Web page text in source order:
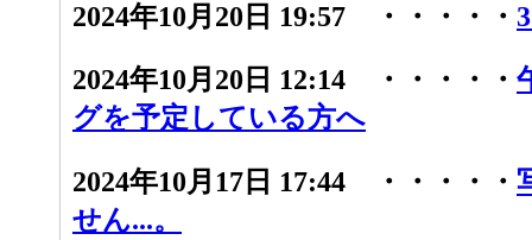
2024年10月20日 19:57 ・・・・・
2024年10月20日 12:14 ・・・・・
グを予定している方へ
2024年10月17日 17:44 ・・・・・
せん...。